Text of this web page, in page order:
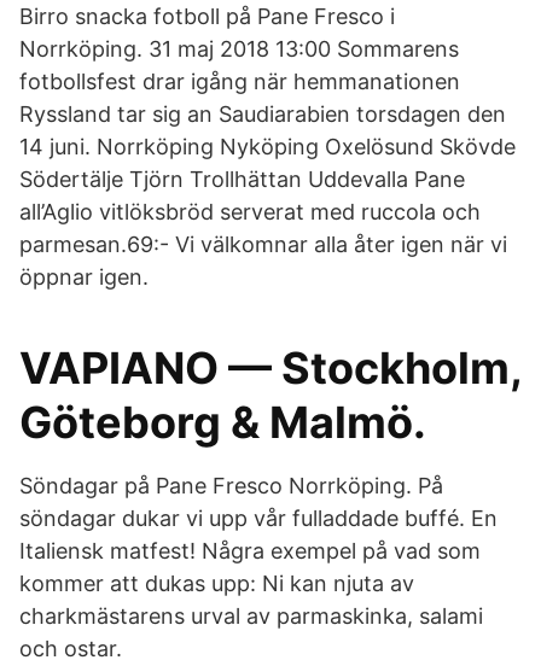
Birro snacka fotboll på Pane Fresco i
Norrköping. 31 maj 2018 13:00 Sommarens
fotbollsfest drar igång när hemmanationen
Ryssland tar sig an Saudiarabien torsdagen den
14 juni. Norrköping Nyköping Oxelösund Skövde
Södertälje Tjörn Trollhättan Uddevalla Pane
all’Aglio vitlöksbröd serverat med ruccola och
parmesan.69:- Vi välkomnar alla åter igen när vi
öppnar igen.
VAPIANO — Stockholm,
Göteborg & Malmö.
Söndagar på Pane Fresco Norrköping. På
söndagar dukar vi upp vår fulladdade buffé. En
Italiensk matfest! Några exempel på vad som
kommer att dukas upp: Ni kan njuta av
charkmästarens urval av parmaskinka, salami
och ostar.